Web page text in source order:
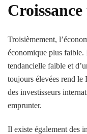
Troisièmement,
économique plus faible.
tendancielle faible et
toujours élevées rend
des investisseurs
emprunter.
Il existe également des